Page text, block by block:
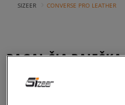
SIZEER CONVERSE PRO LEATHER
PAGAL ŠIĄ
PABANDYKITE